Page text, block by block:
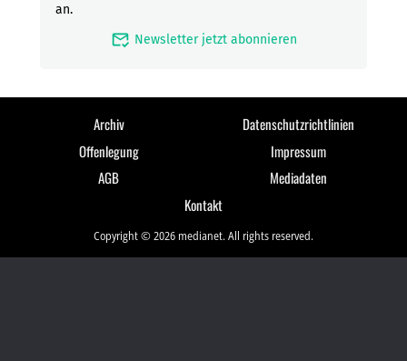
an.
mark_email_read Newsletter jetzt abonnieren
Archiv
Datenschutzrichtlinien
Offenlegung
Impressum
AGB
Mediadaten
Kontakt
Copyright © 2026 medianet. All rights reserved.